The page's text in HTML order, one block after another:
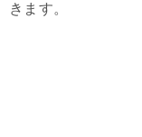
きます。